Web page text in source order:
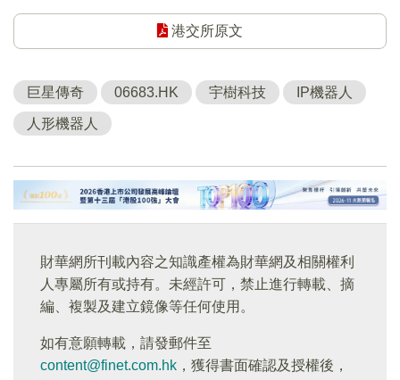
港交所原文
巨星傳奇 06683.HK 宇樹科技 IP機器人
人形機器人
財華網所刊載內容之知識產權為財華網及相關權利
人專屬所有或持有。未經許可，禁止進行轉載、摘
編、複製及建立鏡像等任何使用。
如有意願轉載，請發郵件至
content@finet.com.hk ，獲得書面確認及授權後，